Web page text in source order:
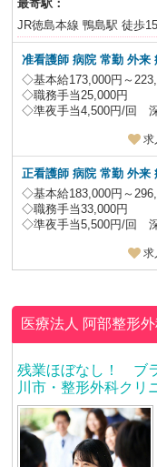
最寄駅：
JR徳島本線 鴨島駅 徒歩
准看護師 病院常勤 外来
◇基本給173,000円～
◇職務手当25,000円
◇準夜手当4,500円/回 深
求
正看護師 病院常勤 外来
◇基本給183,000円～
◇職務手当33,000円
◇準夜手当5,500円/回 深
求
医療法人 阿部整形
残業ほぼなし！ ブ
川市・整形外科クリ